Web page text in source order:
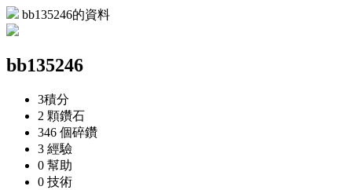
bb135246的資料
bb135246
3積分
2 顆鑽石
346 個碎鑽
3 經驗
0 幫助
0 技術